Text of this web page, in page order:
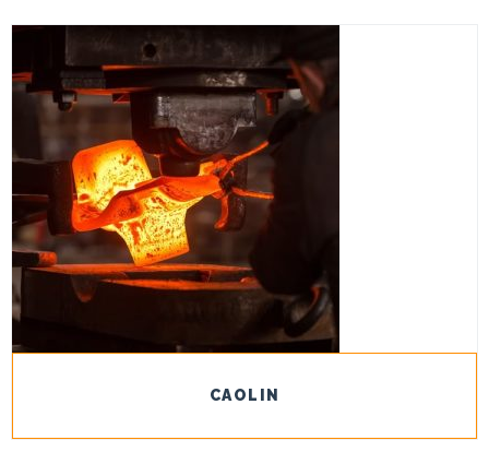
CAOLIN